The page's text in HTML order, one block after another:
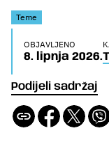
Podijeli sadržaj
Teme
OBJAVLJENO
8. lipnja 2026.